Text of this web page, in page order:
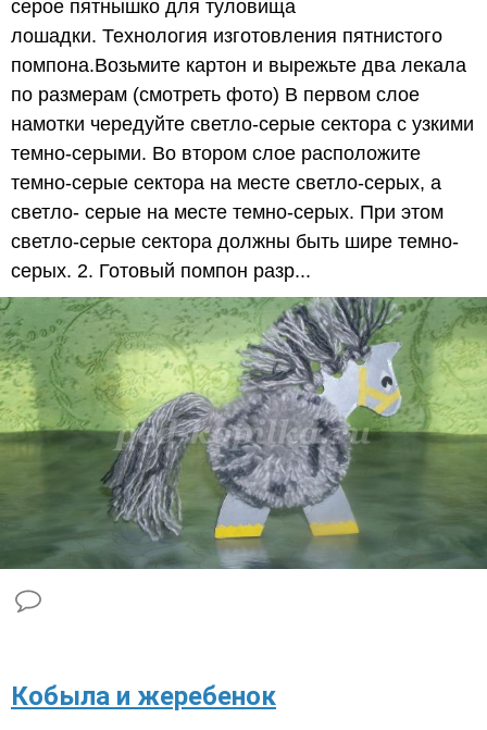
серое пятнышко для туловища
лошадки. Технология изготовления пятнистого
помпона.Возьмите картон и вырежьте два лекала
по размерам (смотреть фото) В первом слое
намотки чередуйте светло-серые сектора с узкими
темно-серыми. Во втором слое расположите
темно-серые сектора на месте светло-серых, а
светло- серые на месте темно-серых. При этом
светло-серые сектора должны быть шире темно-
серых. 2. Готовый помпон разр...
​Кобыла и жеребенок